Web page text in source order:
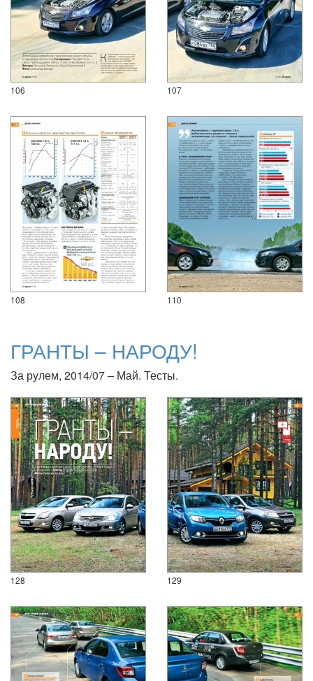
106 107
108 110
ГРАНТЫ – НАРОДУ!
За рулем, 2014/07 – Май. Тесты.
128 129